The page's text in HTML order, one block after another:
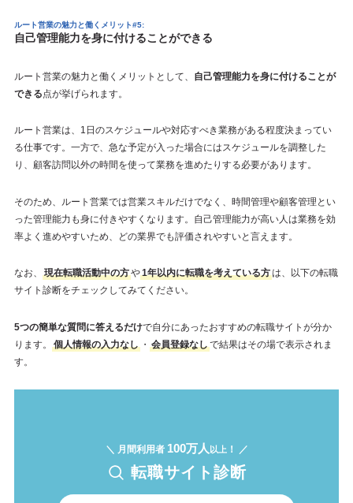
ルート営業の魅力と働くメリット#5:
自己管理能力を身に付けることができる
ルート営業の魅力と働くメリットとして、 自己管理能力を身に付けることが
できる 点が挙げられます。
ルート営業は、1日のスケジュールや対応すべき業務がある程度決まってい
る仕事です。一方で、急な予定が入った場合にはスケジュールを調整した
り、顧客訪問以外の時間を使って業務を進めたりする必要があります。
そのため、ルート営業では営業スキルだけでなく、時間管理や顧客管理とい
った管理能力も身に付きやすくなります。自己管理能力が高い人は業務を効
率よく進めやすいため、どの業界でも評価されやすいと言えます。
なお、 現在転職活動中の方や1年以内に転職を考えている方は、以下の転職
サイト診断をチェックしてみてください。
5つの簡単な質問に答えるだけで自分にあったおすすめの転職サイトが分か
ります。
個人情報の入力なし・ 会員登録なしで結果はその場で表示されま
す。
＼ 月間利用者 100万人 以上！ ／
転職サイト診断